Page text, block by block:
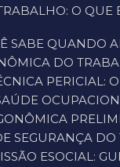
SABE QUANDO
DO
PERICIAL:
SEGURANÇA
ESOCIAL: